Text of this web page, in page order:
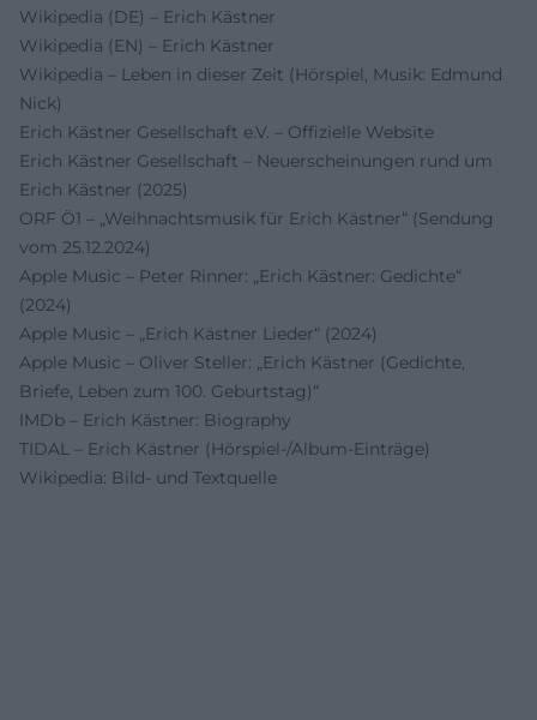
Wikipedia (DE) – Erich Kästner
Wikipedia (EN) – Erich Kästner
Wikipedia – Leben in dieser Zeit (Hörspiel, Musik: Edmund
Nick)
Erich Kästner Gesellschaft e.V. – Offizielle Website
Erich Kästner Gesellschaft – Neuerscheinungen rund um
Erich Kästner (2025)
ORF Ö1 – „Weihnachtsmusik für Erich Kästner“ (Sendung
vom 25.12.2024)
Apple Music – Peter Rinner: „Erich Kästner: Gedichte“
(2024)
Apple Music – „Erich Kästner Lieder“ (2024)
Apple Music – Oliver Steller: „Erich Kästner (Gedichte,
Briefe, Leben zum 100. Geburtstag)“
IMDb – Erich Kästner: Biography
TIDAL – Erich Kästner (Hörspiel-/Album-Einträge)
Wikipedia: Bild- und Textquelle